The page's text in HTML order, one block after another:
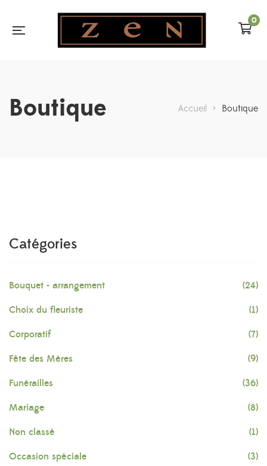
0
Boutique Accueil > Boutique
Catégories
Bouquet - arrangement (24)
Choix du fleuriste (1)
Corporatif (7)
Fête des Mères (9)
Funérailles (36)
Mariage (8)
Non classé (1)
Occasion spéciale (3)